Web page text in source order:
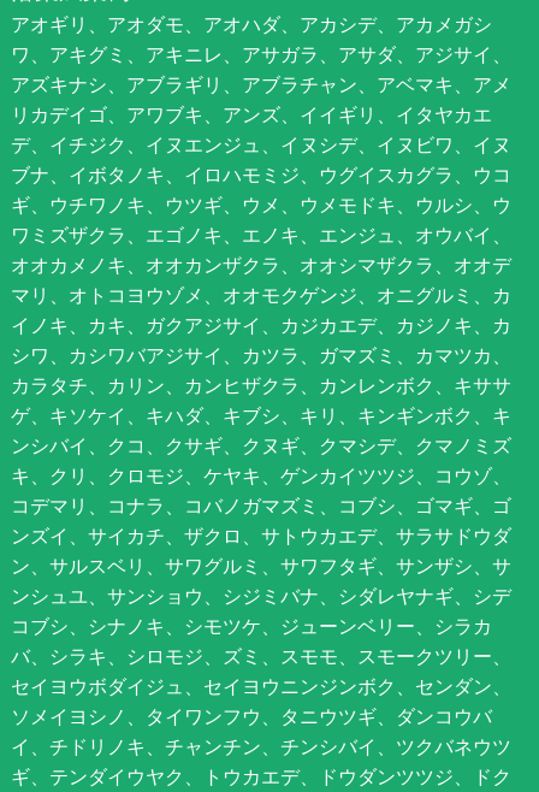
アオギリ、アオダモ、アオハダ、アカシデ、アカメガシ
ワ、アキグミ、アキニレ、アサガラ、アサダ、アジサイ、
アズキナシ、アブラギリ、アブラチャン、アベマキ、アメ
リカデイゴ、アワブキ、アンズ、イイギリ、イタヤカエ
デ、イチジク、イヌエンジュ、イヌシデ、イヌビワ、イヌ
ブナ、イボタノキ、イロハモミジ、ウグイスカグラ、ウコ
ギ、ウチワノキ、ウツギ、ウメ、ウメモドキ、ウルシ、ウ
ワミズザクラ、エゴノキ、エノキ、エンジュ、オウバイ、
オオカメノキ、オオカンザクラ、オオシマザクラ、オオデ
マリ、オトコヨウゾメ、オオモクゲンジ、オニグルミ、カ
イノキ、カキ、ガクアジサイ、カジカエデ、カジノキ、カ
シワ、カシワバアジサイ、カツラ、ガマズミ、カマツカ、
カラタチ、カリン、カンヒザクラ、カンレンボク、キササ
ゲ、キソケイ、キハダ、キブシ、キリ、キンギンボク、キ
ンシバイ、クコ、クサギ、クヌギ、クマシデ、クマノミズ
キ、クリ、クロモジ、ケヤキ、ゲンカイツツジ、コウゾ、
コデマリ、コナラ、コバノガマズミ、コブシ、ゴマギ、ゴ
ンズイ、サイカチ、ザクロ、サトウカエデ、サラサドウダ
ン、サルスベリ、サワグルミ、サワフタギ、サンザシ、サ
ンシュユ、サンショウ、シジミバナ、シダレヤナギ、シデ
コブシ、シナノキ、シモツケ、ジューンベリー、シラカ
バ、シラキ、シロモジ、ズミ、スモモ、スモークツリー、
セイヨウボダイジュ、セイヨウニンジンボク、センダン、
ソメイヨシノ、タイワンフウ、タニウツギ、ダンコウバ
イ、チドリノキ、チャンチン、チンシバイ、ツクバネウツ
ギ、テンダイウヤク、トウカエデ、ドウダンツツジ、ドク